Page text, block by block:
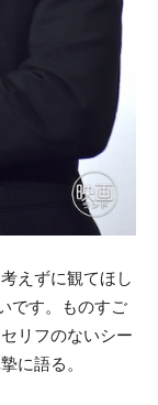
えずに観てほし
です。ものすご
リフのないシー
に語る。